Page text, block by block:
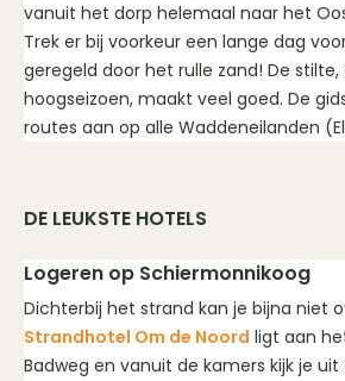
vanuit het dorp helemaal naar het
Trek er bij voorkeur een lange dag
geregeld door het rulle zand! De stilte,
hoogseizoen, maakt veel goed. De
routes aan op alle Waddeneilanden
DE LEUKSTE HOTELS
Logeren op Schiermonnikoog
Dichterbij het strand kan je bijna niet
Strandhotel Om de Noord ligt aan
Badweg en vanuit de kamers kijk je uit